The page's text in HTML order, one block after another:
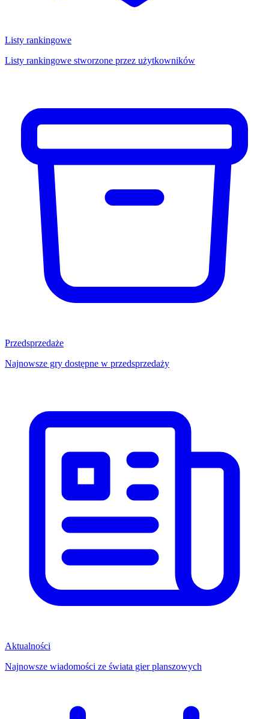
Listy rankingowe
Listy rankingowe stworzone przez użytkowników
Przedsprzedaże
Najnowsze gry dostępne w przedsprzedaży
Aktualności
Najnowsze wiadomości ze świata gier planszowych